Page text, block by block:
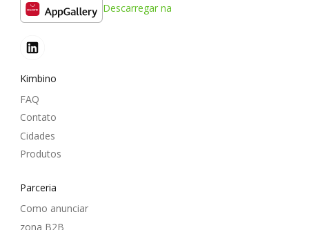
Descarregar na
Kimbino
FAQ
Contato
Cidades
Produtos
Parceria
Como anunciar
zona B2B